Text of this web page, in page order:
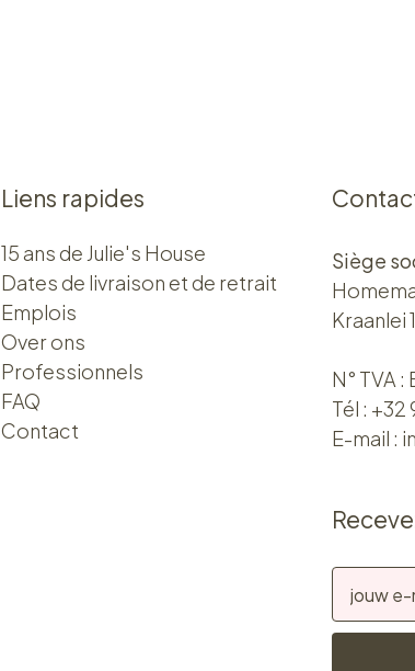
Liens rapides
15 ans de Julie's House
Dates de livraison et de retrait
Emplois
Over ons​​
Professionnels
FAQ
Contact
Siège
Kraanlei
N° TVA
Tél : +32
E-mail :